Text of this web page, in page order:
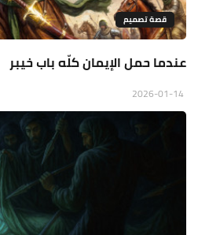
قصة تصميم
عندما حمل الإيمان كلّه باب خيبر